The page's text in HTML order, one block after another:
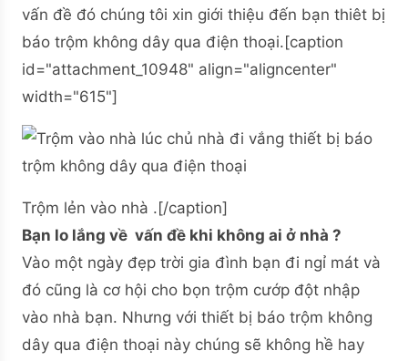
vấn đề đó chúng tôi xin giới thiệu đến bạn thiêt bị
báo trộm không dây qua điện thoại.[caption
id="attachment_10948" align="aligncenter"
width="615"]
Trộm lẻn vào nhà .[/caption]
Bạn lo lắng về vấn đề khi không ai ở nhà ?
Vào một ngày đẹp trời gia đình bạn đi ngỉ mát và
đó cũng là cơ hội cho bọn trộm cướp đột nhập
vào nhà bạn. Nhưng với thiết bị báo trộm không
dây qua điện thoại này chúng sẽ không hề hay